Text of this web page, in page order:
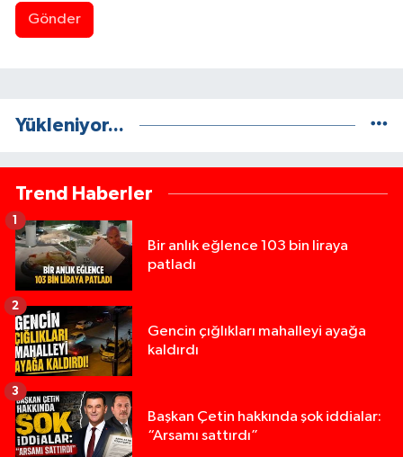
Gönder
Yükleniyor...
Trend Haberler
Bir anlık eğlence 103 bin liraya
patladı
1
Gencin çığlıkları mahalleyi ayağa
kaldırdı
2
Başkan Çetin hakkında şok iddialar:
“Arsamı sattırdı”
3